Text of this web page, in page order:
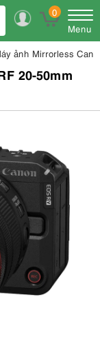
0
Menu
ảnh Mirrorless
20-50mm